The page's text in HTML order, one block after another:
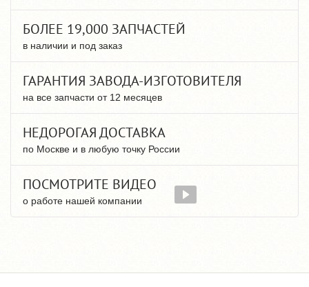
БОЛЕЕ 19,000 ЗАПЧАСТЕЙ
в наличии и под заказ
ГАРАНТИЯ ЗАВОДА-ИЗГОТОВИТЕЛЯ
на все запчасти от 12 месяцев
НЕДОРОГАЯ ДОСТАВКА
по Москве и в любую точку России
ПОСМОТРИТЕ ВИДЕО
о работе нашей компании